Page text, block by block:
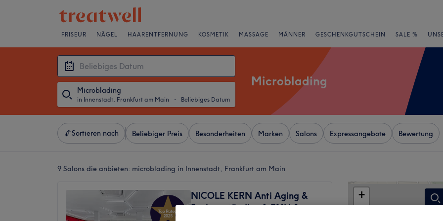
FRISEUR NÄGEL HAARENTFERNUNG KOSMETIK MASSAGE MÄNNER GESCHENKGUTSCHEIN SALE %
Microblading
in Innenstadt, Frankfurt am Main ・ Beliebiges Datum
Microblading
Sortieren nach Beliebiger Preis Besonderheiten Marken Salons Expressangebote Bewertung
9 Salons die anbieten: microblading in Innenstadt, Frankfurt am Main
NICOLE KERN Anti Aging &
Sachverständige f. PMU &
+
−